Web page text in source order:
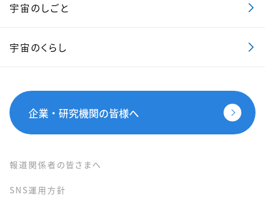
宇宙のしごと
宇宙のくらし
企業・研究機関の皆様へ
報道関係者の皆さまへ
SNS運用方針